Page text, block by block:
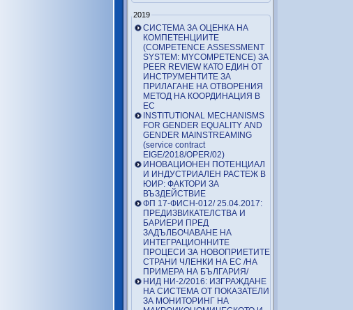
2019
СИСТЕМА ЗА ОЦЕНКА НА
КОМПЕТЕНЦИИТЕ
(COMPETENCE ASSESSMENT
SYSTEM: MYCOMPETENCE) ЗА
PEER REVIEW КАТО ЕДИН ОТ
ИНСТРУМЕНТИТЕ ЗА
ПРИЛАГАНЕ НА ОТВОРЕНИЯ
МЕТОД НА КООРДИНАЦИЯ В
ЕС
INSTITUTIONAL MECHANISMS
FOR GENDER EQUALITY AND
GENDER MAINSTREAMING
(service contract
EIGE/2018/OPER/02)
ИНОВАЦИОНЕН ПОТЕНЦИАЛ
И ИНДУСТРИАЛЕН РАСТЕЖ В
ЮИР: ФАКТОРИ ЗА
ВЪЗДЕЙСТВИЕ
ФП 17-ФИСН-012/ 25.04.2017:
ПРЕДИЗВИКАТЕЛСТВА И
БАРИЕРИ ПРЕД
ЗАДЪЛБОЧАВАНЕ НА
ИНТЕГРАЦИОННИТЕ
ПРОЦЕСИ ЗА НОВОПРИЕТИТЕ
СТРАНИ ЧЛЕНКИ НА ЕС /НА
ПРИМЕРА НА БЪЛГАРИЯ/
НИД НИ-2/2016: ИЗГРАЖДАНЕ
НА СИСТЕМА ОТ ПОКАЗАТЕЛИ
ЗА МОНИТОРИНГ НА